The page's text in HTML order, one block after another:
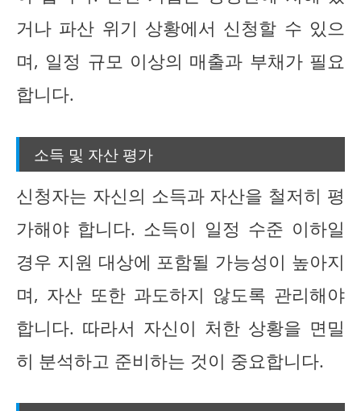
거나 파산 위기 상황에서 신청할 수 있으
며, 일정 규모 이상의 매출과 부채가 필요
합니다.
소득 및 자산 평가
신청자는 자신의 소득과 자산을 철저히 평
가해야 합니다. 소득이 일정 수준 이하일
경우 지원 대상에 포함될 가능성이 높아지
며, 자산 또한 과도하지 않도록 관리해야
합니다. 따라서 자신이 처한 상황을 면밀
히 분석하고 준비하는 것이 중요합니다.